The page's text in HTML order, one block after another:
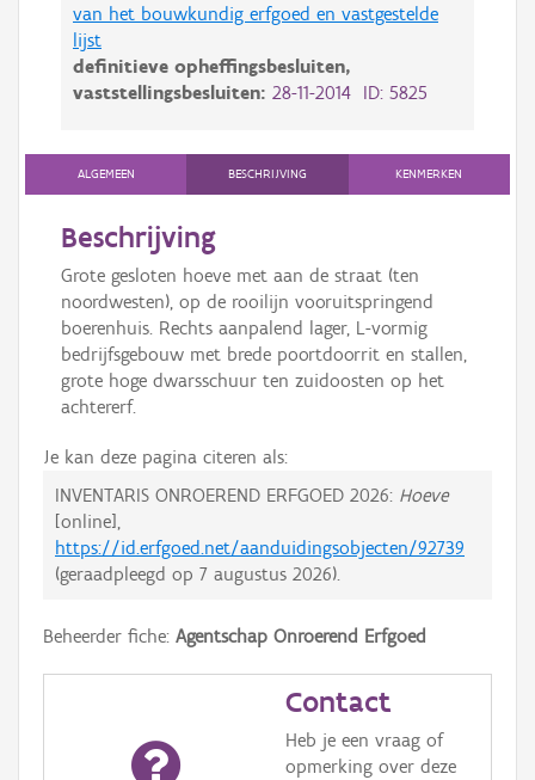
van het bouwkundig erfgoed en vastgestelde
lijst
definitieve opheffingsbesluiten,
vaststellingsbesluiten: 28-11-2014 ID: 5825
ALGEMEEN BESCHRIJVING KENMERKEN
Beschrijving
Grote gesloten hoeve met aan de straat (ten
noordwesten), op de rooilijn vooruitspringend
boerenhuis. Rechts aanpalend lager, L-vormig
bedrijfsgebouw met brede poortdoorrit en stallen,
grote hoge dwarsschuur ten zuidoosten op het
achtererf.
Je kan deze pagina citeren als:
INVENTARIS ONROEREND ERFGOED 2026: Hoeve
[online],
https://id.erfgoed.net/aanduidingsobjecten/92739
(geraadpleegd op 7 augustus 2026).
Beheerder fiche: Agentschap Onroerend Erfgoed
Contact
Heb je een vraag of
opmerking over deze